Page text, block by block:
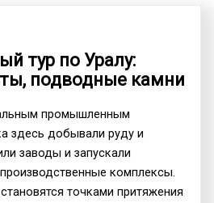
тур по Уралу:
подводные камни
промышленным
здесь добывали руду и
заводы и запускали
комплексы.
точками притяжения